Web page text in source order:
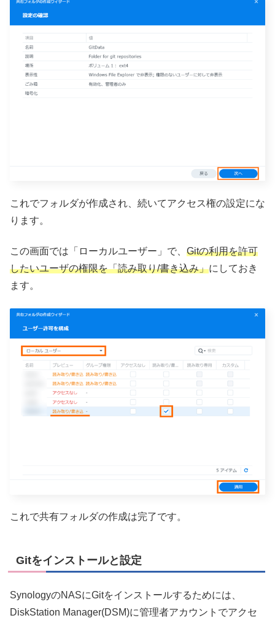
これでフォルダが作成され、続いてアクセス権の設定にな
ります。
この画面では「ローカルユーザー」で、 Gitの利用を許可
したいユーザの権限を「読み取り/書き込み」にしておき
ます。
これで共有フォルダの作成は完了です。
Gitをインストールと設定
SynologyのNASにGitをインストールするためには、
DiskStation Manager(DSM)に管理者アカウントでアクセ